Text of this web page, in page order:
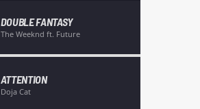
DOUBLE FANTASY
The Weeknd ft. Future
ATTENTION
Doja Cat